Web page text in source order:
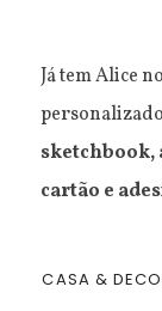
Já tem Alice
sketchbook,
cartão e
CASA &